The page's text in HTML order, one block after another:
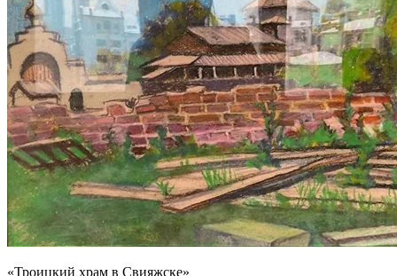
«Троицкий храм в Свияжске»